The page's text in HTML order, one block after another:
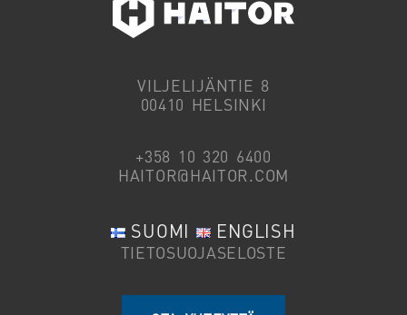
VILJELIJÄNTIE 8
00410 HELSINKI
+358 10 320 6400
HAITOR@HAITOR.COM
SUOMI ENGLISH
TIETOSUOJASELOSTE